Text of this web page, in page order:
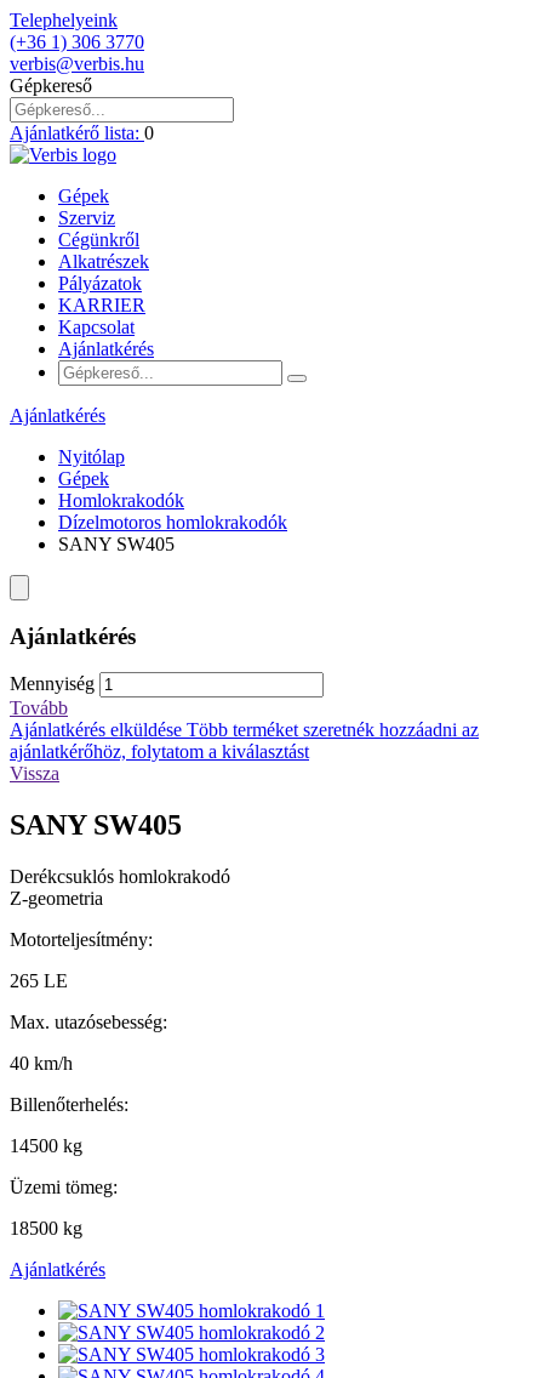
Telephelyeink
(+36 1) 306 3770
verbis@verbis.hu
Gépkereső
Ajánlatkérő lista: 0
Gépek
Szerviz
Cégünkről
Alkatrészek
Pályázatok
KARRIER
Kapcsolat
Ajánlatkérés
Ajánlatkérés
Nyitólap
Gépek
Homlokrakodók
Dízelmotoros homlokrakodók
SANY SW405
Ajánlatkérés
Mennyiség
Tovább
Ajánlatkérés elküldése Több terméket szeretnék hozzáadni az
ajánlatkérőhöz, folytatom a kiválasztást
Vissza
SANY SW405
Derékcsuklós homlokrakodó
Z-geometria
Motorteljesítmény:
265 LE
Max. utazósebesség:
40 km/h
Billenőterhelés:
14500 kg
Üzemi tömeg:
18500 kg
Ajánlatkérés